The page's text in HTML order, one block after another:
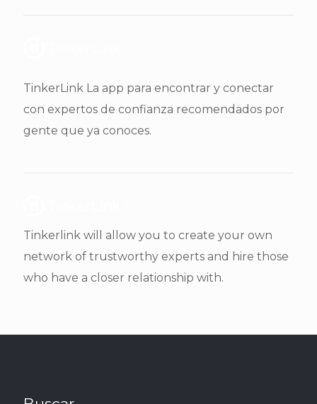
TinkerLink La app para encontrar y conectar
con expertos de confianza recomendados por
gente que ya conoces.
Tinkerlink will allow you to create your own
network of trustworthy experts and hire those
who have a closer relationship with.